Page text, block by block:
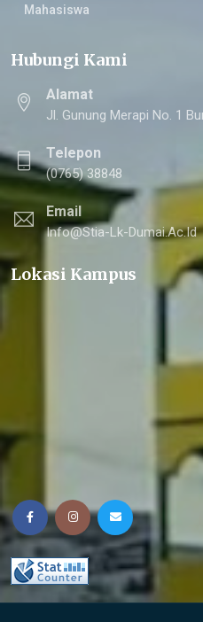
Mahasiswa
Hubungi Kami
Alamat
Jl. Gunung Merapi No. 1
Telepon
(0765) 38848
Email
Info@stia-Lk-Dumai.ac.id
Lokasi Kampus